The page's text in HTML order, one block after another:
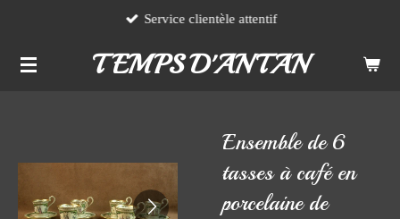
contenu
TEMPS D'ANTAN
Service clientèle attentif
Ensemble de 6
tasses à café en
porcelaine de